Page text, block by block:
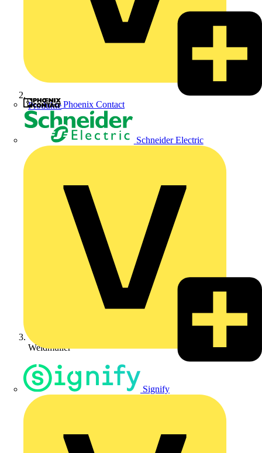
Phoenix Contact
Schneider Electric
Signify
Produkte
Weidmüller